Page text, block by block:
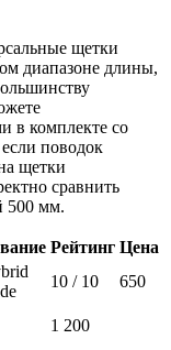
щетки
диапазоне длины,
в комплекте со
поводок
щетки
сравнить
500 мм.
Рейтинг Цена
10 / 10 650
1 200